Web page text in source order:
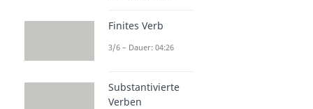
Finites Verb
3/6 – Dauer: 04:26
Substantivierte
Verben